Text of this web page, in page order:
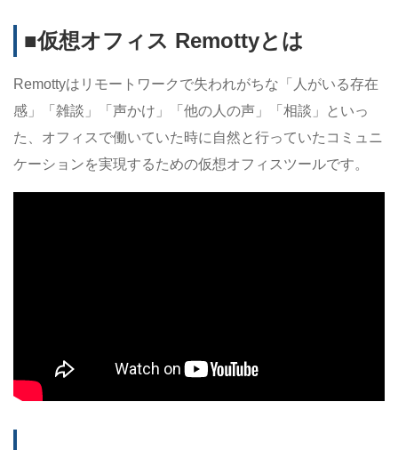
■仮想オフィス Remottyとは
Remottyはリモートワークで失われがちな「人がいる存在
感」「雑談」「声かけ」「他の人の声」「相談」といっ
た、オフィスで働いていた時に自然と行っていたコミュニ
ケーションを実現するための仮想オフィスツールです。